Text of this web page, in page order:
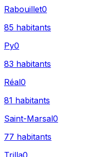
Rabouillet0
85 habitants
Py0
83 habitants
Réal0
81 habitants
Saint-Marsal0
77 habitants